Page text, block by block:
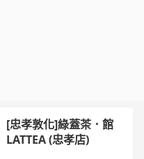
[忠孝敦化]綠蓋茶．館
LATTEA (忠孝店)